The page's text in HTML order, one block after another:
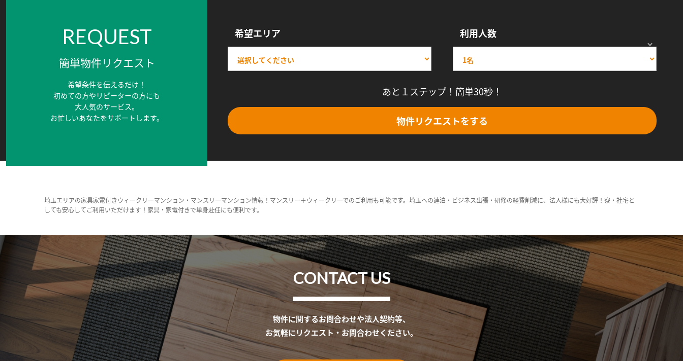
REQUEST
簡単物件リクエスト
希望条件を伝えるだけ！
初めての方やリピーターの方にも
大人気のサービス。
お忙しいあなたをサポートします。
希望エリア 利用人数
あと１ステップ！簡単30秒！
物件リクエストをする
埼玉エリアの家具家電付きウィークリーマンション・マンスリーマンション情報！マンスリー＋ウィークリーでのご利用も可能です。埼玉への連泊・ビジネス出張・研修の経費削減に、法人様にも大好評！寮・社宅と
しても安心してご利用いただけます！家具・家電付きで単身赴任にも便利です。
CONTACT US
物件に関するお問合わせや法人契約等、
お気軽にリクエスト・お問合わせください。